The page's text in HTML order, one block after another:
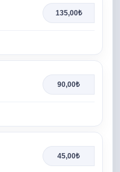
135,00₺
90,00₺
45,00₺